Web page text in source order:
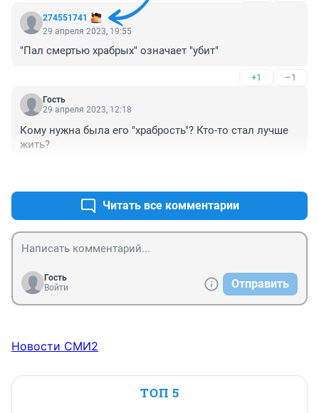
274551741
29 апреля 2023, 19:55
"Пал смертью храбрых" означает "убит"
+1 –1
Гость
29 апреля 2023, 12:18
Кому нужна была его "храбрость"? Кто-то стал лучше
жить?
Читать все комментарии
Гость
Войти
Отправить
Новости СМИ2
ТОП 5